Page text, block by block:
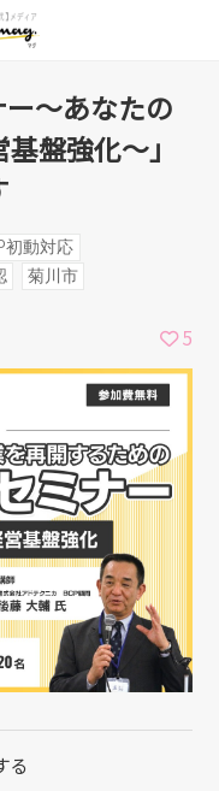
業員を
」に共
す
～あなたの
盤強化～」
初動対応
菊川市
5